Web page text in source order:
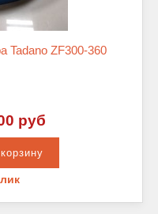
Tadano ZF300-360
руб